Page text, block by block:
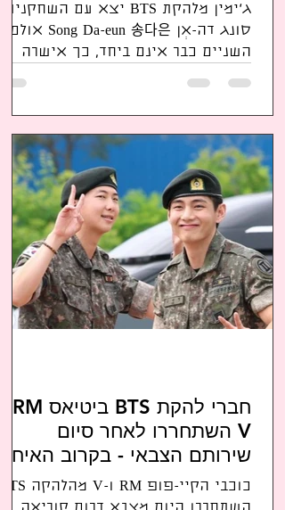
ג'ימין מלהקת BTS יצא עם השחקנית
סונג דה-אְן Song Da-eun 송다은 אולם
השניים כבר אינם ביחד, כך אישרה
V השתחררו לאחר סיום
שירותם הצבאי - בקרוב
כוכבי הקיי-פופ RM ו-V מהלהקה BTS